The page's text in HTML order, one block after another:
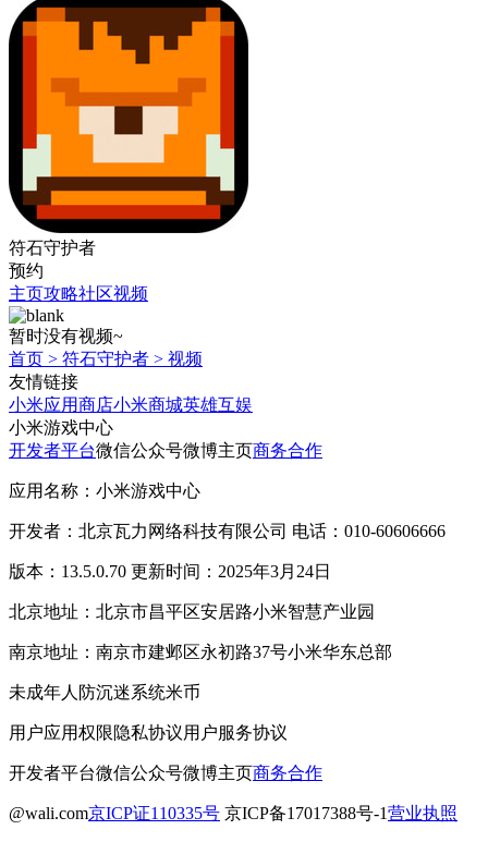
符石守护者
预约
主页攻略社区视频
暂时没有视频~
首页 > 符石守护者 > 视频
友情链接
小米应用商店小米商城英雄互娱
小米游戏中心
开发者平台微信公众号微博主页商务合作
应用名称：小米游戏中心
开发者：北京瓦力网络科技有限公司 电话：010-60606666
版本：13.5.0.70 更新时间：2025年3月24日
北京地址：北京市昌平区安居路小米智慧产业园
南京地址：南京市建邺区永初路37号小米华东总部
未成年人防沉迷系统米币
用户应用权限隐私协议用户服务协议
开发者平台微信公众号微博主页商务合作
@wali.com京ICP证110335号 京ICP备17017388号-1营业执照